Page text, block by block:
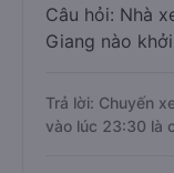
Câu hỏi: Nhà
Giang nào
Trả lời: Chuyến
vào lúc 23:30 là